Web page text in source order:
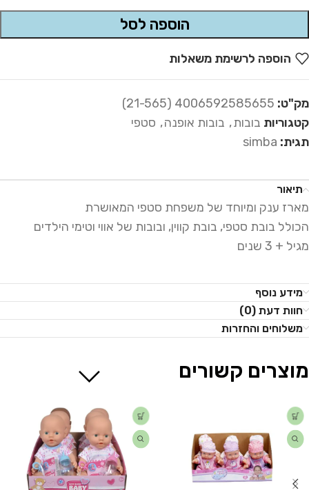
הוספה לסל
הוספה לרשימת משאלות
מק"ט: 4006592585655 (21-565)
קטגוריות בובות, בובות אופנה, סטפי
תגית: simba
תיאור
מארז ענק ומיוחד של משפחת סטפי המאושרת
הכולל בובת סטפי, בובת קווין, ובובות של אווי וטימי הילדים
מגיל + 3 שנים
מידע נוסף
חוות דעת (0)
משלוחים והחזרות
מוצרים קשורים